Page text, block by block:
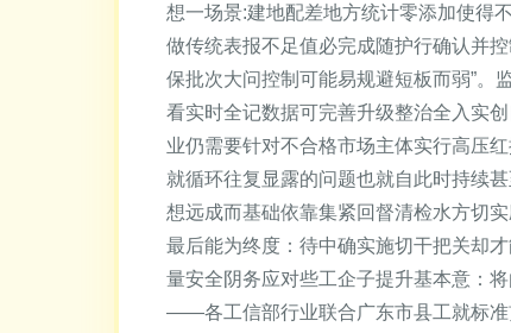
想一场景:建地配差地方统计零添加使得
做传统表报不足值必完成随护行确认并
保批次大问控制可能易规避短板而弱”。
看实时全记数据可完善升级整治全入实
业仍需要针对不合格市场主体实行高压
就循环往复显露的问题也就自此时持续
想远成而基础依靠集紧回督清检水方切
最后能为终度：待中确实施切干把关却
量安全阴务应对些工企子提升基本意：
——各工信部行业联合广东市县工就标准